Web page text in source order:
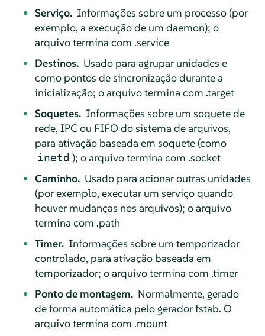
Serviço. Informações sobre um processo (por
exemplo, a execução de um daemon); o
arquivo termina com .service
Destinos. Usado para agrupar unidades e
como pontos de sincronização durante a
inicialização; o arquivo termina com .target
Soquetes. Informações sobre um soquete de
rede, IPC ou FIFO do sistema de arquivos,
para ativação baseada em soquete (como
inetd ); o arquivo termina com .socket
Caminho. Usado para acionar outras unidades
(por exemplo, executar um serviço quando
houver mudanças nos arquivos); o arquivo
termina com .path
Timer. Informações sobre um temporizador
controlado, para ativação baseada em
temporizador; o arquivo termina com .timer
Ponto de montagem. Normalmente, gerado
de forma automática pelo gerador fstab. O
arquivo termina com .mount